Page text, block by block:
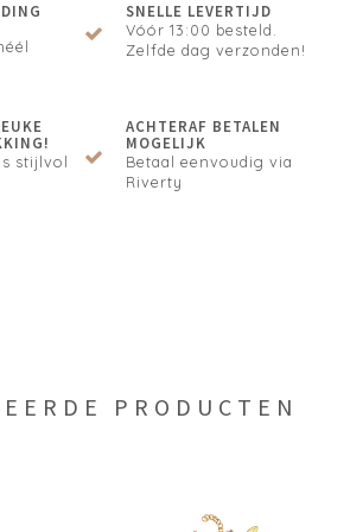
SNELLE LEVERTIJD
Vóór 13:00 besteld.
Zelfde dag verzonden!
stijlvol
ACHTERAF BETALEN
MOGELIJK
Betaal eenvoudig via
Riverty
PRODUCTEN